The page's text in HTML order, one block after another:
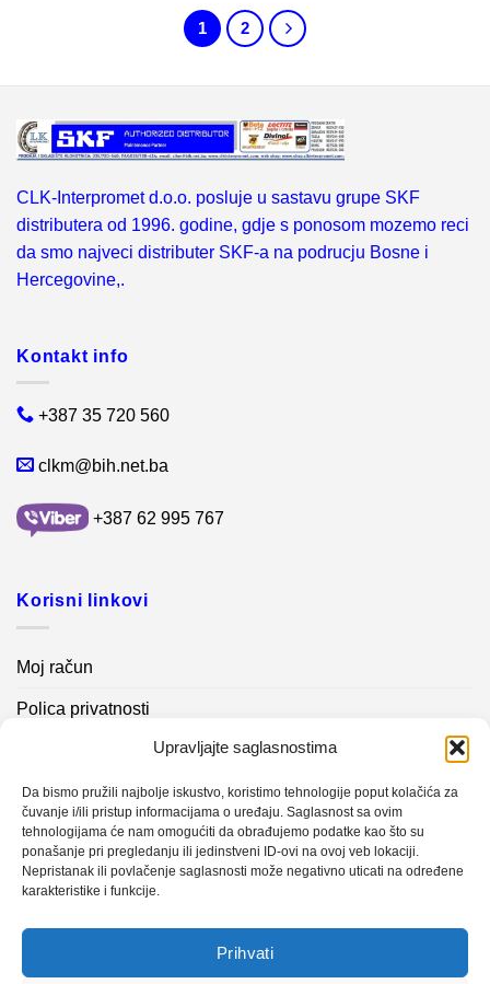
Upravljajte saglasnostima
Da bismo pružili najbolje iskustvo, koristimo tehnologije poput kolačića za
čuvanje i/ili pristup informacijama o uređaju. Saglasnost sa ovim
tehnologijama će nam omogućiti da obrađujemo podatke kao što su
ponašanje pri pregledanju ili jedinstveni ID-ovi na ovoj veb lokaciji.
Nepristanak ili povlačenje saglasnosti može negativno uticati na određene
karakteristike i funkcije.
Prihvati
1 2
CLK-Interpromet d.o.o. posluje u sastavu grupe SKF
distributera od 1996. godine, gdje s ponosom mozemo reci
da smo najveci distributer SKF-a na podrucju Bosne i
Hercegovine,.
Kontakt info
+387 35 720 560
clkm@bih.net.ba
+387 62 995 767
Korisni linkovi
Moj račun
Polica privatnosti
Kontakt info
Novosti
Sistem mjerenja vibracija – papir mašina 4